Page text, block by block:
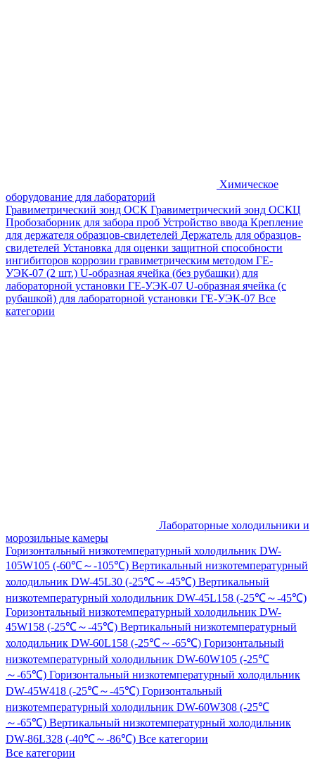
Химическое
оборудование для лабораторий
Гравиметрический зонд ОСК Гравиметрический зонд ОСКЦ
Пробозаборник для забора проб Устройство ввода Крепление
для держателя образцов-свидетелей Держатель для образцов-
свидетелей Установка для оценки защитной способности
ингибиторов коррозии гравиметрическим методом ГЕ-
УЭК-07 (2 шт.) U-образная ячейка (без рубашки) для
лабораторной установки ГЕ-УЭК-07 U-образная ячейка (с
рубашкой) для лабораторной установки ГЕ-УЭК-07 Все
категории
Лабораторные холодильники и
морозильные камеры
Горизонтальный низкотемпературный холодильник DW-
105W105 (-60℃～-105℃) Вертикальный низкотемпературный
холодильник DW-45L30 (-25℃～-45℃) Вертикальный
низкотемпературный холодильник DW-45L158 (-25℃～-45℃)
Горизонтальный низкотемпературный холодильник DW-
45W158 (-25℃～-45℃) Вертикальный низкотемпературный
холодильник DW-60L158 (-25℃～-65℃) Горизонтальный
низкотемпературный холодильник DW-60W105 (-25℃
～-65℃) Горизонтальный низкотемпературный холодильник
DW-45W418 (-25℃～-45℃) Горизонтальный
низкотемпературный холодильник DW-60W308 (-25℃
～-65℃) Вертикальный низкотемпературный холодильник
DW-86L328 (-40℃～-86℃) Все категории
Все категории